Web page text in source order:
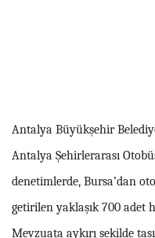
Antalya Büyükşehir
Antalya Şehirlerarası
denetimlerde, Bursa’dan
getirilen yaklaşık 700
Mevzuata aykırı şekilde